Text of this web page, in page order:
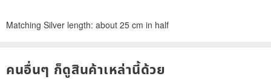
Matching Silver length: about 25 cm in half
คนอื่นๆ ก็ดูสินค้าเหล่านี้ด้วย